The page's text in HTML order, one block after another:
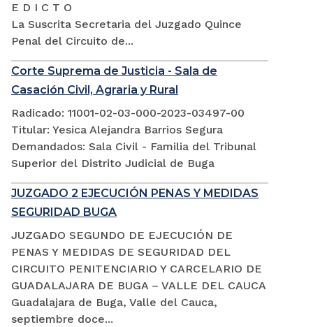
E D I C T O
La Suscrita Secretaria del Juzgado Quince
Penal del Circuito de...
Corte Suprema de Justicia - Sala de
Casación Civil, Agraria y Rural
Radicado: 11001-02-03-000-2023-03497-00
Titular: Yesica Alejandra Barrios Segura
Demandados: Sala Civil - Familia del Tribunal
Superior del Distrito Judicial de Buga
JUZGADO 2 EJECUCIÓN PENAS Y MEDIDAS
SEGURIDAD BUGA
JUZGADO SEGUNDO DE EJECUCIÓN DE
PENAS Y MEDIDAS DE SEGURIDAD DEL
CIRCUITO PENITENCIARIO Y CARCELARIO DE
GUADALAJARA DE BUGA – VALLE DEL CAUCA
Guadalajara de Buga, Valle del Cauca,
septiembre doce...